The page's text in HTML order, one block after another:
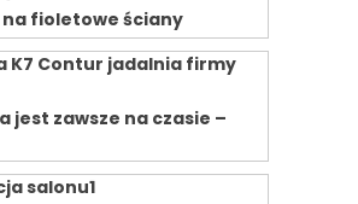
na fioletowe ściany
jest zawsze na czasie –